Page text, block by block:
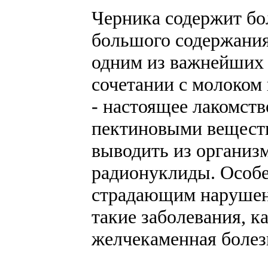
Черника содержит
большого
одним из важнейших
сочетании с
- настоящее
пектиновыми
выводить из
радионуклиды.
страдающим
такие заболевания,
желчекаменная